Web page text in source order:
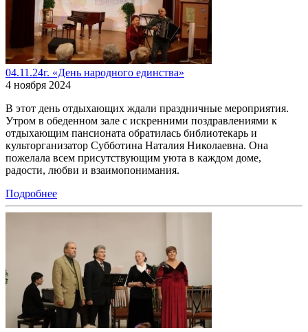
04.11.24г. «День народного единства»
4 ноября 2024
В этот день отдыхающих ждали праздничные мероприятия.
Утром в обеденном зале с искренними поздравлениями к
отдыхающим пансионата обратилась библиотекарь и
культорганизатор Субботина Наталия Николаевна. Она
пожелала всем присутствующим уюта в каждом доме,
радости, любви и взаимопонимания.
Подробнее